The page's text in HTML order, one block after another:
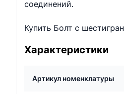
соединений.
Купить Болт с
Характеристики
Артикул номенклатуры